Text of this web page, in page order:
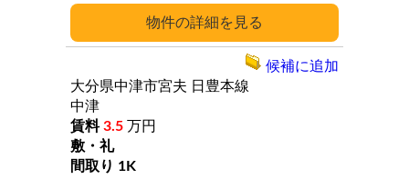
詳細
大分県中津市宮夫 日豊本線
中津
3.5 万円
1K
候補に追加